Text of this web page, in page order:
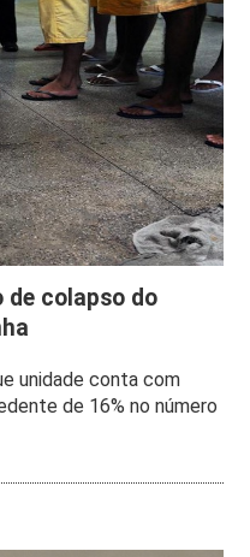
colapso do
unidade conta com
de 16% no número